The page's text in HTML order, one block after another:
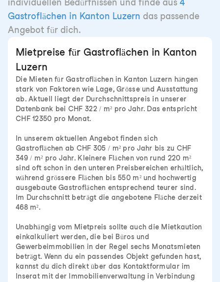
individuellen Bedürfnissen und finde aus 4
Gastroflächen in Kanton Luzern das passende
Angebot für dich.
Mietpreise für Gastroflächen in Kanton
Luzern
Die Mieten für Gastroflächen in Kanton Luzern hängen
stark von Faktoren wie Lage, Grösse und Ausstattung
ab. Aktuell liegt der Durchschnittspreis in unserer
Datenbank bei CHF 322 / m² pro Jahr. Das entspricht
CHF 12350 pro Monat.
In unserem aktuellen Angebot finden sich
Gastroflächen ab CHF 305 / m² pro Jahr bis zu CHF
349 / m² pro Jahr. Kleinere Flächen von rund 220 m²
sind oft schon in den unteren Preisbereichen erhältlich,
während grössere Flächen bis 550 m² und hochwertig
ausgebaute Gastroflächen entsprechend teurer sind.
Im Durchschnitt beträgt die angebotene Fläche derzeit
468 m².
Unabhängig vom Mietpreis sollte auch die Mietkaution
einkalkuliert werden, die bei Büros und
Gewerbeimmobilien in der Regel sechs Monatsmieten
beträgt. Wenn du ein passendes Objekt gefunden hast,
kannst du dich direkt über das Kontaktformular im
Inserat mit der Immobilienverwaltung in Verbindung